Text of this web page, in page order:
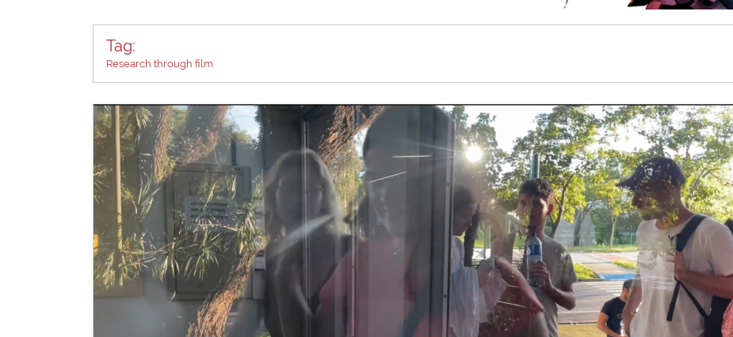
Tag:
Research through film